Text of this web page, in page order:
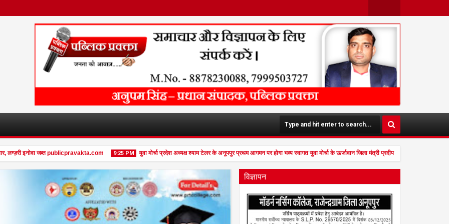
Twit
Face
Boo
K
इनोवा जब्त publicpravakta.com 9:25 PM
Feb
युवा मोर्चा प्रदेश अध्यक्ष श्याम टेलर के अनूपपुर प्रथम आगमन पर होगा भव्य स्वागत युवा मोर्चा के ऊर्जावान जिला मंत्री प्रदीप मिश्रा ने सभी युवाओं से
विज्ञापन